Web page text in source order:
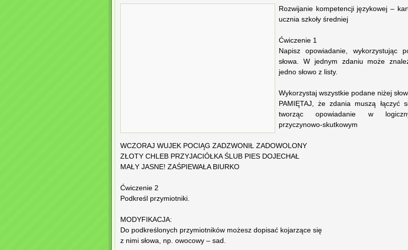
Rozwijanie kompetencji językowej –
ucznia szkoły średniej
Ćwiczenie 1
Napisz opowiadanie, wykorzystując
słowa. W jednym zdaniu może
jedno słowo z listy.
Wykorzystaj wszystkie podane niżej
PAMIĘTAJ, że zdania muszą łączyć
tworząc opowiadanie w
przyczynowo-skutkowym
WCZORAJ WUJEK POCIĄG ZADZWONIŁ ZADOWOLONY
ZŁOTY CHLEB PRZYJACIÓŁKA ŚLUB PIES DOJECHAŁ
MAŁY JASNE! ZAŚPIEWAŁA BIURKO
Ćwiczenie 2
Podkreśl przymiotniki.
MODYFIKACJA:
Do podkreślonych przymiotników możesz dopisać kojarzące się
z nimi słowa, np. owocowy – sad.